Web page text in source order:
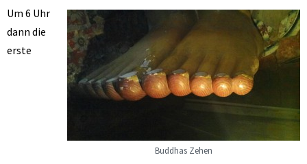
Buddhas Zehen
Um 6 Uhr
dann die
erste